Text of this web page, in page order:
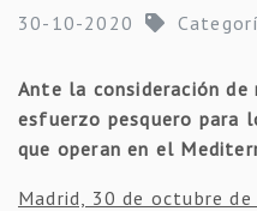
30-10-2020
Ante la consideración de
esfuerzo pesquero para
que operan en el
Madrid, 30 de octubre de